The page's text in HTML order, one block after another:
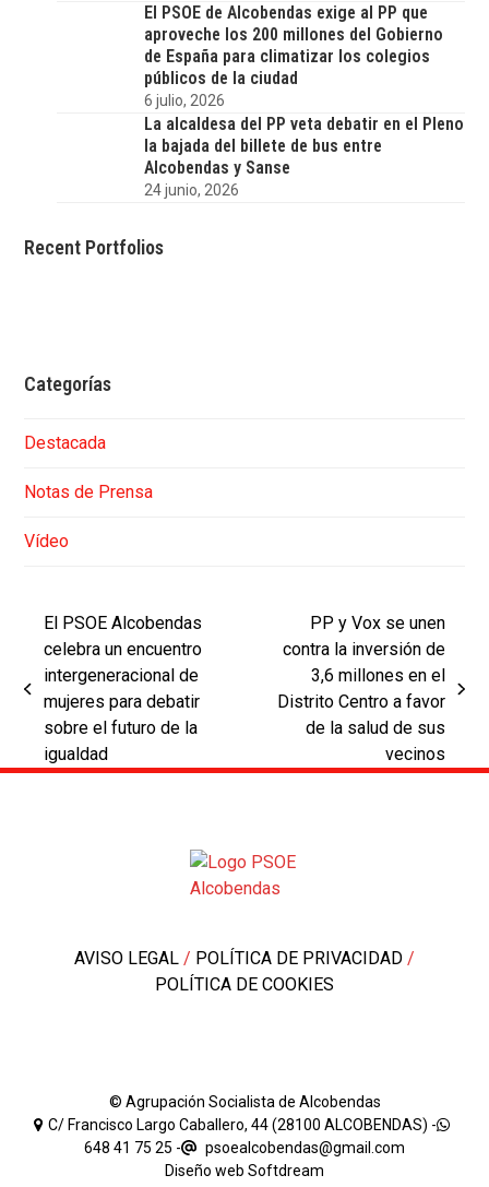
El PSOE de Alcobendas exige al PP que
aproveche los 200 millones del Gobierno
de España para climatizar los colegios
públicos de la ciudad
6 julio, 2026
La alcaldesa del PP veta debatir en el Pleno
la bajada del billete de bus entre
Alcobendas y Sanse
24 junio, 2026
Recent Portfolios
Categorías
Destacada
Notas de Prensa
Vídeo
previous
post:
El PSOE Alcobendas
celebra un encuentro
intergeneracional de
mujeres para debatir
sobre el futuro de la
igualdad
next
PP y Vox se unen
contra la inversión de
3,6 millones en el
Distrito Centro a favor
de la salud de sus
vecinos
AVISO LEGAL / POLÍTICA DE PRIVACIDAD /
POLÍTICA DE COOKIES
© Agrupación Socialista de Alcobendas
C/ Francisco Largo Caballero, 44 (28100 ALCOBENDAS) -
648 41 75 25 -
psoealcobendas@gmail.com
Diseño web Softdream